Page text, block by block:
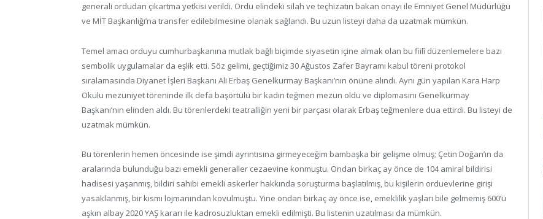
generali ordudan çıkartma yetkisi verildi. Ordu elindeki silah ve teçhizatın bakan onayı ile Emniyet Genel Müdürlüğü
ve MİT Başkanlığı’na transfer edilebilmesine olanak sağlandı. Bu uzun listeyi daha da uzatmak mümkün.
Temel amacı orduyu cumhurbaşkanına mutlak bağlı biçimde siyasetin içine almak olan bu fiilî düzenlemelere bazı
sembolik uygulamalar da eşlik etti. Söz gelimi, geçtiğimiz 30 Ağustos Zafer Bayramı kabul töreni protokol
sıralamasında Diyanet İşleri Başkanı Ali Erbaş Genelkurmay Başkanı’nın önüne alındı. Aynı gün yapılan Kara Harp
Okulu mezuniyet töreninde ilk defa başörtülü bir kadın teğmen mezun oldu ve diplomasını Genelkurmay
Başkanı’nın elinden aldı. Bu törenlerdeki teatralliğin yeni bir parçası olarak Erbaş teğmenlere dua ettirdi. Bu listeyi de
uzatmak mümkün.
Bu törenlerin hemen öncesinde ise şimdi ayrıntısına girmeyeceğim bambaşka bir gelişme olmuş; Çetin Doğan’ın da
aralarında bulunduğu bazı emekli generaller cezaevine konmuştu. Ondan birkaç ay önce de 104 amiral bildirisi
hadisesi yaşanmış, bildiri sahibi emekli askerler hakkında soruşturma başlatılmış, bu kişilerin orduevlerine girişi
yasaklanmış, bir kısmı lojmanından kovulmuştu. Yine ondan birkaç ay önce ise, emeklilik yaşları bile gelmemiş 600’ü
aşkın albay 2020 YAŞ kararı ile kadrosuzluktan emekli edilmişti. Bu listenin uzatılması da mümkün.